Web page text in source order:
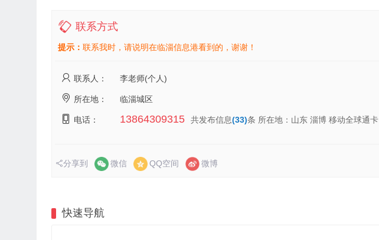
联系方式
提示： 联系我时，请说明在临淄信息港看到的，谢谢！
联系人： 李老师(个人)
所在地： 临淄城区
电话： 13864309315 共发布信息(33)条 所在地：山东 淄博 移动全球通卡
分享到 微信 QQ空间 微博
快速导航